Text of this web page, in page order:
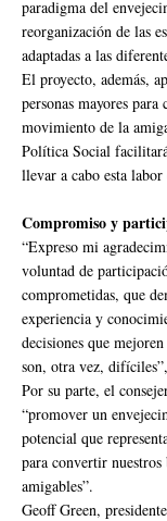
paradigma del
reorganización de las
adaptadas a las
El proyecto, además,
personas mayores
movimiento de la
Política Social
llevar a cabo esta
Compromiso y
“Expreso mi
voluntad de
comprometidas, que
experiencia y
decisiones que
son, otra vez,
Por su parte, el
“promover un
potencial que
para convertir nuestros
amigables”.
Geoff Green,